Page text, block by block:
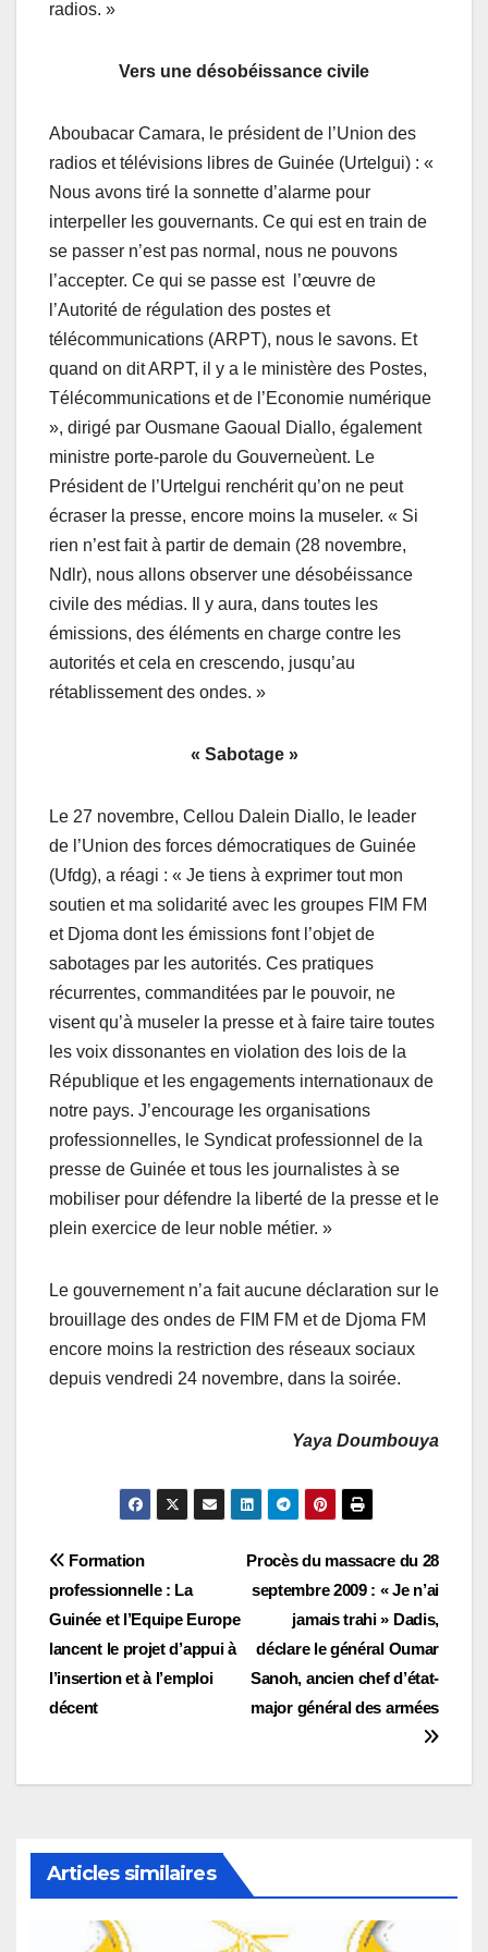
radios. »
Vers une désobéissance civile
Aboubacar Camara, le président de l’Union des
radios et télévisions libres de Guinée (Urtelgui) : «
Nous avons tiré la sonnette d’alarme pour
interpeller les gouvernants. Ce qui est en train de
se passer n’est pas normal, nous ne pouvons
l’accepter. Ce qui se passe est l’œuvre de
l’Autorité de régulation des postes et
télécommunications (ARPT), nous le savons. Et
quand on dit ARPT, il y a le ministère des Postes,
Télécommunications et de l’Economie numérique
», dirigé par Ousmane Gaoual Diallo, également
ministre porte-parole du Gouverneùent. Le
Président de l’Urtelgui renchérit qu’on ne peut
écraser la presse, encore moins la museler. « Si
rien n’est fait à partir de demain (28 novembre,
Ndlr), nous allons observer une désobéissance
civile des médias. Il y aura, dans toutes les
émissions, des éléments en charge contre les
autorités et cela en crescendo, jusqu’au
rétablissement des ondes. »
« Sabotage »
Le 27 novembre, Cellou Dalein Diallo, le leader
de l’Union des forces démocratiques de Guinée
(Ufdg), a réagi : « Je tiens à exprimer tout mon
soutien et ma solidarité avec les groupes FIM FM
et Djoma dont les émissions font l’objet de
sabotages par les autorités. Ces pratiques
récurrentes, commanditées par le pouvoir, ne
visent qu’à museler la presse et à faire taire toutes
les voix dissonantes en violation des lois de la
République et les engagements internationaux de
notre pays. J’encourage les organisations
professionnelles, le Syndicat professionnel de la
presse de Guinée et tous les journalistes à se
mobiliser pour défendre la liberté de la presse et le
plein exercice de leur noble métier. »
Le gouvernement n’a fait aucune déclaration sur le
brouillage des ondes de FIM FM et de Djoma FM
encore moins la restriction des réseaux sociaux
depuis vendredi 24 novembre, dans la soirée.
Yaya Doumbouya
Navigation
de
l’article
Procès du massacre du 28
septembre 2009 : « Je n’ai
jamais trahi » Dadis,
déclare le général Oumar
Sanoh, ancien chef d’état-
major général des armées
Formation
professionnelle : La
Guinée et l’Equipe Europe
lancent le projet d’appui à
l’insertion et à l’emploi
décent
Articles similaires